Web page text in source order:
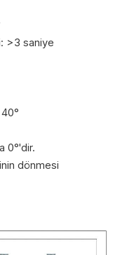
>3 saniye
0°'dir.
dönmesi